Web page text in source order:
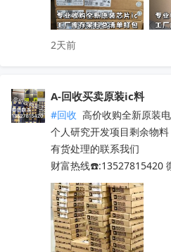
2天前
A-回收买卖原装ic料
#回收 高价收购全新原装
个人研究开发项目剩余物料
有货处理的联系我们
财富热线☎️:13527815420